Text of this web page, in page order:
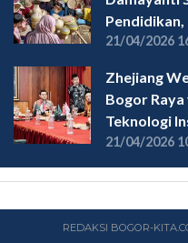
Pendidikan,
21/04/2026
Zhejiang
Bogor
Teknologi
21/04/2026
REDAKSI BOGOR-